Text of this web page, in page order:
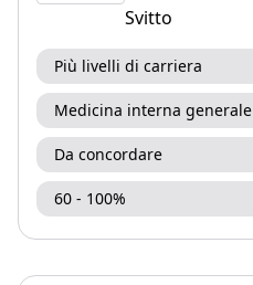
Svitto
Più livelli di carriera
Medicina interna generale
Da concordare
60 - 100%